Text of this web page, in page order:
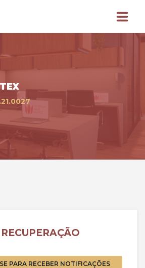
- 5° andar
CEP 97015-190
PARA RECEBER NOTIFICAÇÕES